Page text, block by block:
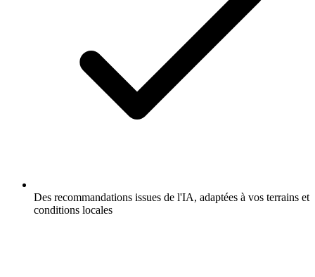
Des recommandations issues de l'IA, adaptées à vos terrains et
conditions locales